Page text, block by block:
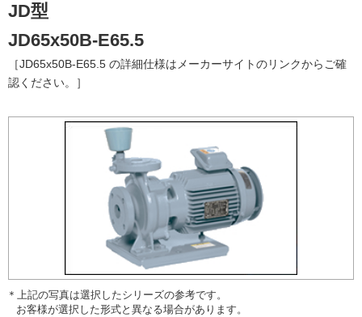
JD型
JD65x50B-E65.5
［JD65x50B-E65.5 の詳細仕様はメーカーサイトのリンクからご確
認ください。］
＊上記の写真は選択したシリーズの参考です。
お客様が選択した形式と異なる場合があります。